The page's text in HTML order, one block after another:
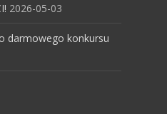
2026-05-03
darmowego konkursu